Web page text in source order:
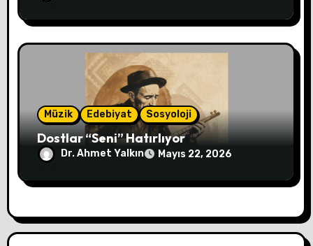
Müzik Edebiyat Sosyoloji
Dostlar “Seni” Hatırlıyor
Dr. Ahmet Yalkın Mayıs 22, 2026